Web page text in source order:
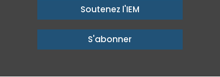
Soutenez l'IEM
S'abonner